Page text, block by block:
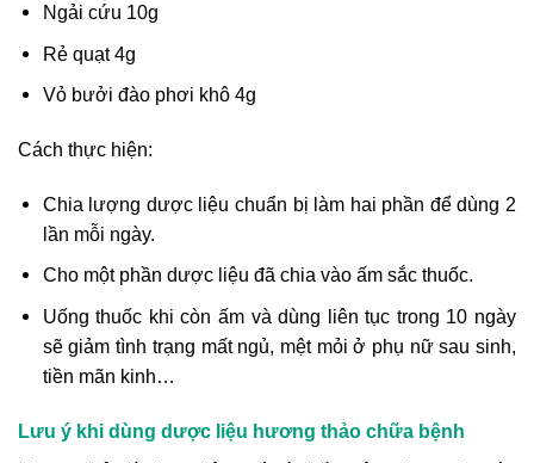
Ngải cứu 10g
Rẻ quạt 4g
Vỏ bưởi đào phơi khô 4g
Cách thực hiện:
Chia lượng dược liệu chuẩn bị làm hai phần để dùng 2
lần mỗi ngày.
Cho một phần dược liệu đã chia vào ấm sắc thuốc.
Uống thuốc khi còn ấm và dùng liên tục trong 10 ngày
sẽ giảm tình trạng mất ngủ, mệt mỏi ở phụ nữ sau sinh,
tiền mãn kinh…
Lưu ý khi dùng dược liệu hương thảo chữa bệnh